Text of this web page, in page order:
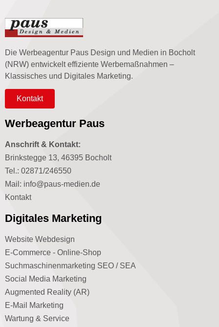
Die Werbeagentur Paus Design und Medien in Bocholt
(NRW) entwickelt effiziente Werbemaßnahmen –
Klassisches und Digitales Marketing.
Kontakt
Werbeagentur Paus
Anschrift & Kontakt:
Brinkstegge 13, 46395 Bocholt
Tel.: 02871/246550
Mail: info@paus-medien.de
Kontakt
Digitales Marketing
Website Webdesign
E-Commerce - Online-Shop
Suchmaschinenmarketing SEO / SEA
Social Media Marketing
Augmented Reality (AR)
E-Mail Marketing
Wartung & Service